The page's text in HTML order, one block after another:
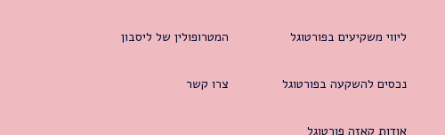
ליווי משקיעים בפורטוגל
נכסים להשקעה בפורטוגל
אודות קאזה פורטוגל
המטרופולין של ליסבון
צרו קשר